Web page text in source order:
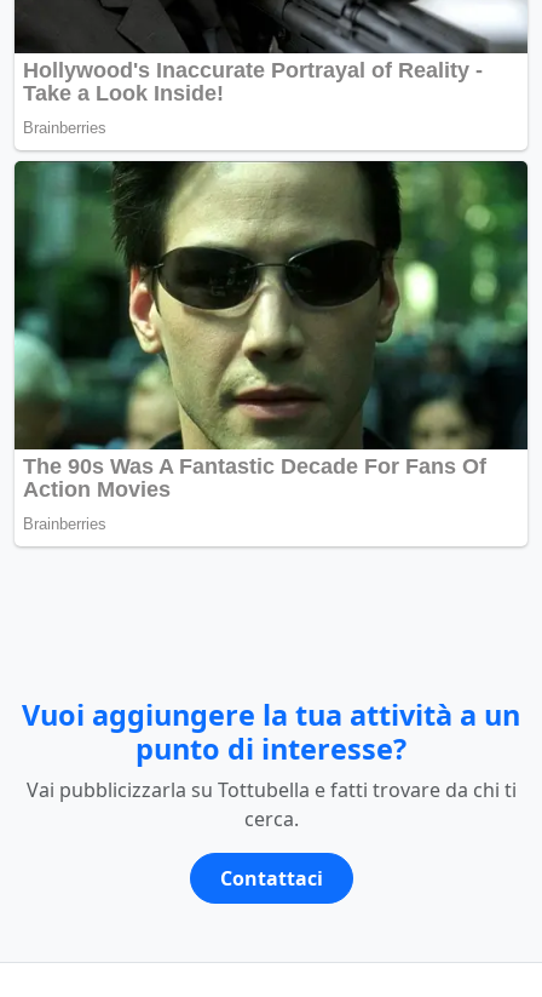
Vuoi aggiungere la tua attività a un
punto di interesse?
Vai pubblicizzarla su Tottubella e fatti trovare da chi ti
cerca.
Contattaci